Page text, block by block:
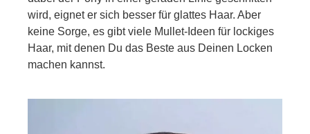
wird, eignet er sich besser für glattes Haar. Aber
keine Sorge, es gibt viele Mullet-Ideen für lockiges
Haar, mit denen Du das Beste aus Deinen Locken
machen kannst.